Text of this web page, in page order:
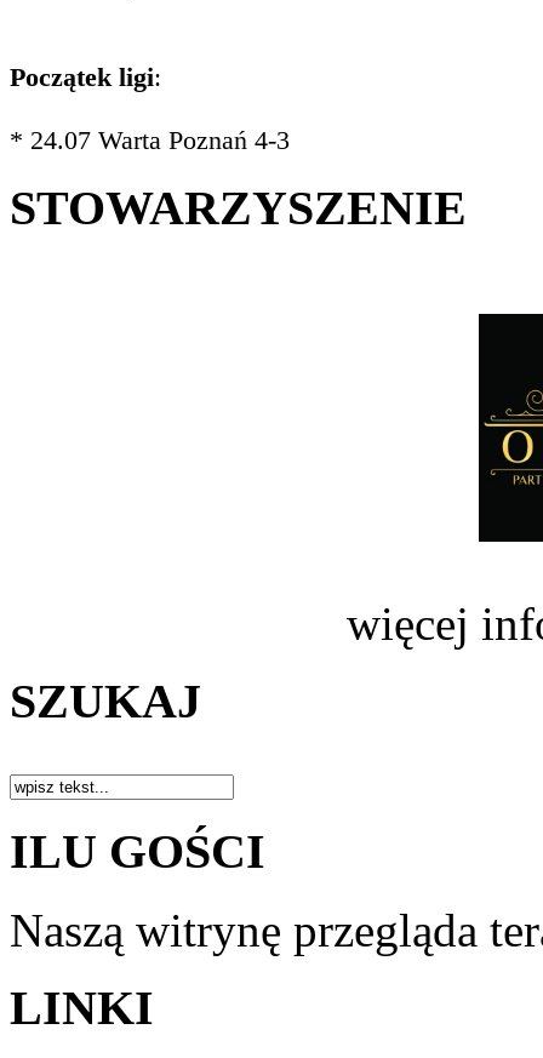
Początek ligi:
* 24.07 Warta Poznań 4-3
STOWARZYSZENIE
więcej
SZUKAJ
ILU GOŚCI
Naszą witrynę przegląda
LINKI